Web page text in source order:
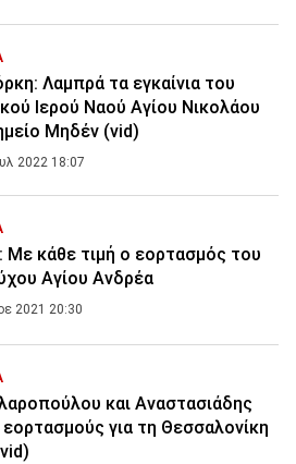
Λαμπρά τα εγκαίνια του
Ιερού Ναού Αγίου Νικολάου
Μηδέν (vid)
2022 18:07
Με κάθε τιμή ο εορτασμός του
Αγίου Ανδρέα
2021 20:30
και Αναστασιάδης
για τη Θεσσαλονίκη